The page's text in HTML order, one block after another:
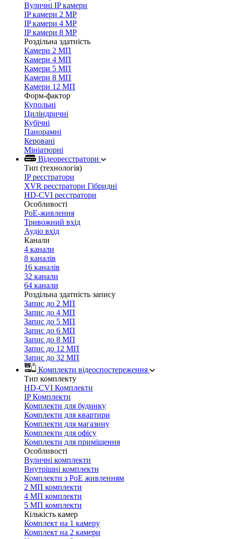
Вуличні IP камери
IP камери 2 MP
IP камери 4 MP
IP камери 8 MP
Роздільна здатність
Камери 2 МП
Камери 4 МП
Камери 5 МП
Камери 8 МП
Камери 12 МП
Форм-фактор
Купольні
Циліндричні
Кубічні
Панорамні
Керовані
Мініатюрні
Відеореєстратори
Тип (технологія)
IP реєстратори
XVR реєстратори Гібридні
HD-CVI реєстратори
Особливості
PoE-живлення
Тривожний вхід
Аудіо вхід
Канали
4 канали
8 каналів
16 каналів
32 канали
64 канали
Роздільна здатність запису
Запис до 2 МП
Запис до 4 МП
Запис до 5 МП
Запис до 6 МП
Запис до 8 МП
Запис до 12 МП
Запис до 32 МП
Комплекти відеоспостереження
Тип комплекту
HD-CVI Комплекти
IP Комплекти
Комплекти для будинку
Комплекти для квартири
Комплекти для магазину
Комплекти для офісу
Комплекти для приміщення
Особливості
Вуличні комплекти
Внутрішні комплекти
Комплекти з PoE живленням
2 МП комплекти
4 МП комплекти
5 МП комплекти
Кількість камер
Комплект на 1 камеру
Комплект на 2 камери